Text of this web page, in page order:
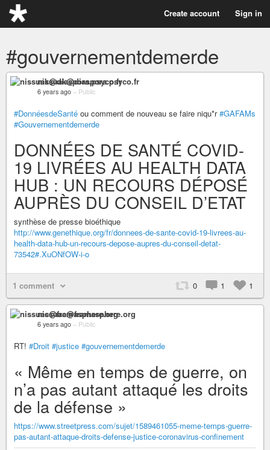
Create account Sign in
#gouvernementdemerde
nissuak@diaspora.psyco.fr
6 years ago – Public
#DonnéesdeSanté ou comment de nouveau se faire niqu*r#GAFAMs
#Gouvernementdemerde
DONNÉES DE SANTÉ COVID-
19 LIVRÉES AU HEALTH DATA
HUB : UN RECOURS DÉPOSÉ
AUPRÈS DU CONSEIL D’ETAT
synthèse de presse bioéthique
http://www.genethique.org/fr/donnees-de-sante-covid-19-livrees-au-
health-data-hub-un-recours-depose-aupres-du-conseil-detat-
73542#.XuONfOW-i-o
1 comment 0 1 1
nissuac@framasphere.org
6 years ago – Public
RT! #Droit #justice #gouvernementdemerde
« Même en temps de guerre, on
n’a pas autant attaqué les droits
de la défense »
https://www.streetpress.com/sujet/1589461055-meme-temps-guerre-
pas-autant-attaque-droits-defense-justice-coronavirus-confinement